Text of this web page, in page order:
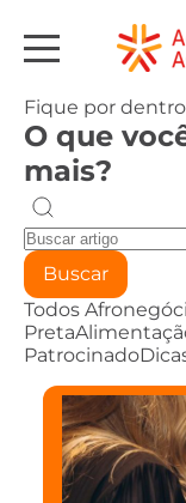
Fique por
O que
mais?
Buscar
Todos
Preta
Patrocinado